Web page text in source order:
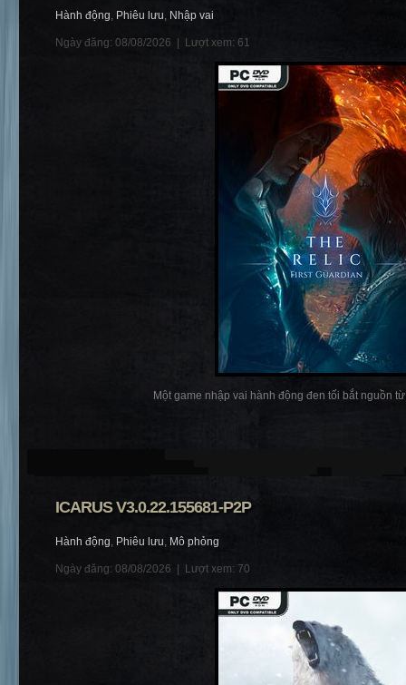
Hành động, Phiêu lưu, Nhập vai
Ngày đăng: 08/08/2026 | Lượt xem: 61
Một game nhập vai hành động đen tối bắt nguồn
ICARUS V3.0.22.155681-P2P
Hành động, Phiêu lưu, Mô phỏng
Ngày đăng: 08/08/2026 | Lượt xem: 70